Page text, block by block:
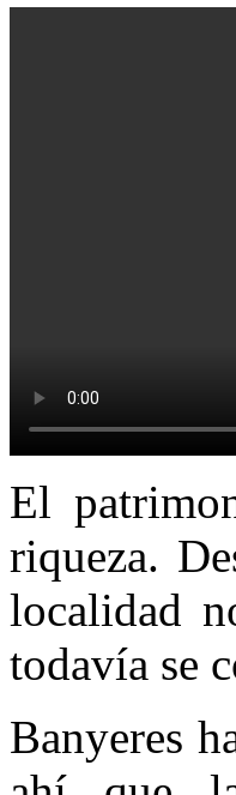
El
riqueza.
localidad
todavía se
Banyeres